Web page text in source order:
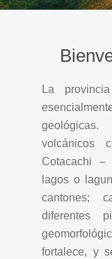
La
volcánicos
Cotacachi –
lagos o
cantones;
diferentes
fortalece, y